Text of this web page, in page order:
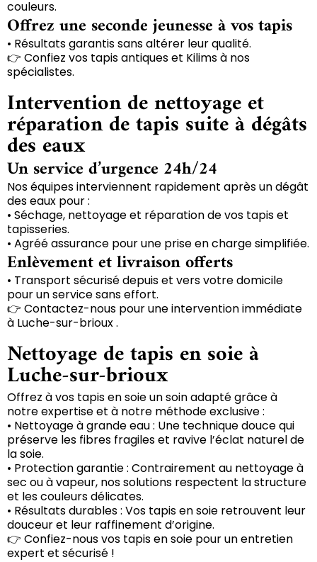
couleurs.
Offrez une seconde jeunesse à vos tapis
• Résultats garantis sans altérer leur qualité.
👉 Confiez vos tapis antiques et Kilims à nos
spécialistes.
Intervention de nettoyage et
réparation de tapis suite à dégâts
des eaux
Un service d’urgence 24h/24
Nos équipes interviennent rapidement après un dégât
des eaux pour :
• Séchage, nettoyage et réparation de vos tapis et
tapisseries.
• Agréé assurance pour une prise en charge simplifiée.
Enlèvement et livraison offerts
• Transport sécurisé depuis et vers votre domicile
pour un service sans effort.
👉 Contactez-nous pour une intervention immédiate
à Luche-sur-brioux .
Nettoyage de tapis en soie à
Luche-sur-brioux
Offrez à vos tapis en soie un soin adapté grâce à
notre expertise et à notre méthode exclusive :
• Nettoyage à grande eau : Une technique douce qui
préserve les fibres fragiles et ravive l’éclat naturel de
la soie.
• Protection garantie : Contrairement au nettoyage à
sec ou à vapeur, nos solutions respectent la structure
et les couleurs délicates.
• Résultats durables : Vos tapis en soie retrouvent leur
douceur et leur raffinement d’origine.
👉 Confiez-nous vos tapis en soie pour un entretien
expert et sécurisé !